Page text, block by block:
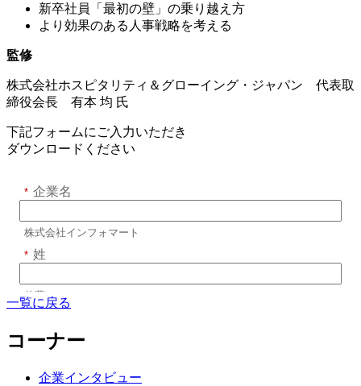
新卒社員「最初の壁」の乗り越え方
より効果のある人事戦略を考える
監修
株式会社ホスピタリティ＆グローイング・ジャパン 代表取
締役会長 有本 均 氏
下記フォームにご入力いただき
ダウンロードください
一覧に戻る
コーナー
企業インタビュー